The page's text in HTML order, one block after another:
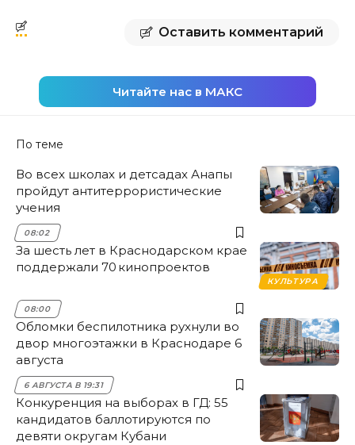
Оставить комментарий
Читайте нас в МАКС
По теме
Во всех школах и детсадах Анапы
пройдут антитеррористические
учения
08:02
КУЛЬТУРА
За шесть лет в Краснодарском крае
поддержали 70 кинопроектов
08:00
Обломки беспилотника рухнули во
двор многоэтажки в Краснодаре 6
августа
6 АВГУСТА В 19:31
Конкуренция на выборах в ГД: 55
кандидатов баллотируются по
девяти округам Кубани